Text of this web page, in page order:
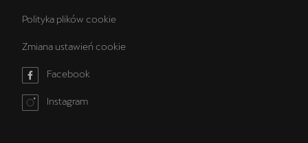
Polityka plików cookie
Zmiana ustawień cookie
Facebook
Instagram